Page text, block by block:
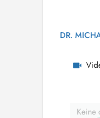
DR.
Keine